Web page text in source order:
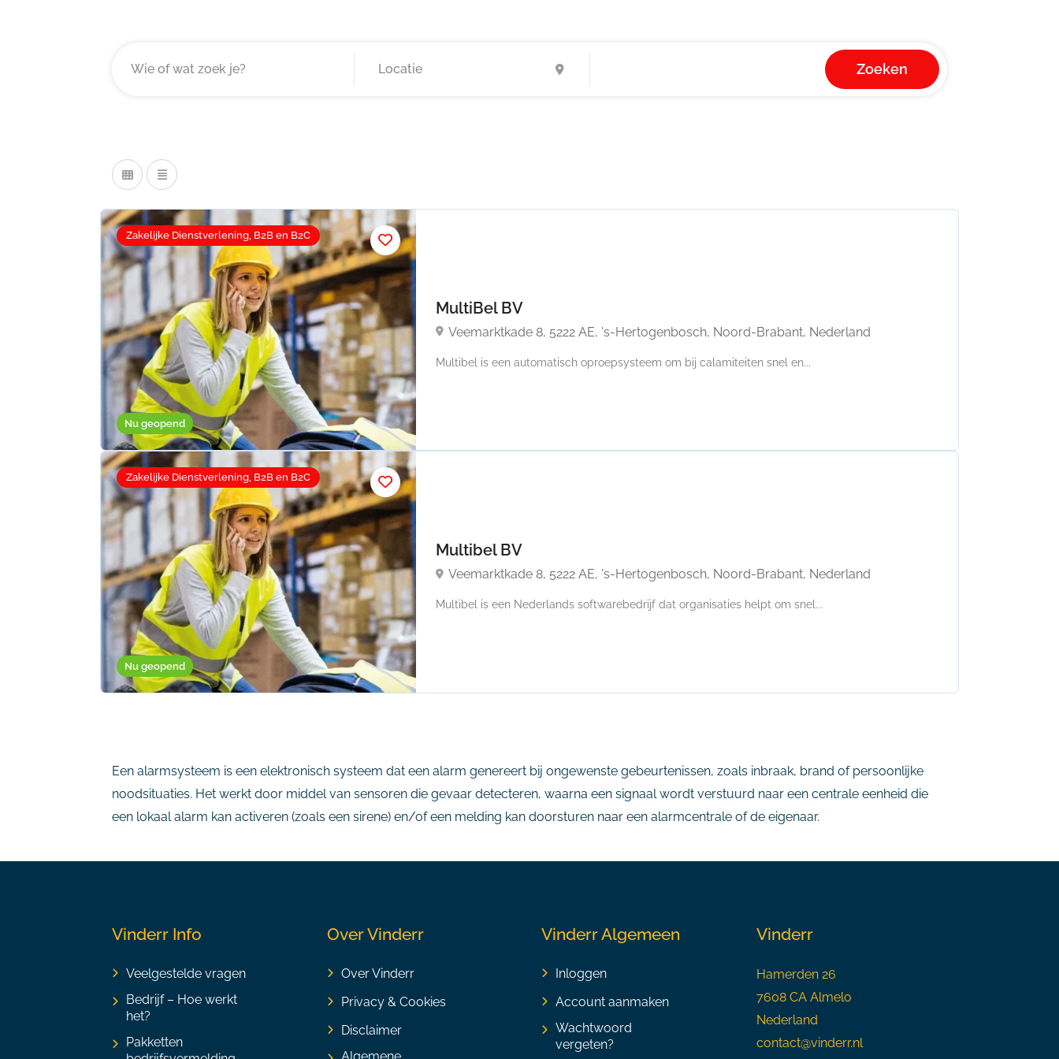
Zoeken
Nu geopend
Zakelijke Dienstverlening, B2B en B2C
MultiBel BV
Veemarktkade 8, 5222 AE, 's-Hertogenbosch, Noord-Brabant, Nederland
Multibel is een automatisch oproepsysteem om bij calamiteiten snel en...
Nu geopend
Zakelijke Dienstverlening, B2B en B2C
Multibel BV
Veemarktkade 8, 5222 AE, 's-Hertogenbosch, Noord-Brabant, Nederland
Multibel is een Nederlands softwarebedrijf dat organisaties helpt om snel...
Een alarmsysteem is een elektronisch systeem dat een alarm genereert bij ongewenste gebeurtenissen, zoals inbraak, brand of persoonlijke
noodsituaties. Het werkt door middel van sensoren die gevaar detecteren, waarna een signaal wordt verstuurd naar een centrale eenheid die
een lokaal alarm kan activeren (zoals een sirene) en/of een melding kan doorsturen naar een alarmcentrale of de eigenaar.
Vinderr Info
Veelgestelde vragen
Bedrijf – Hoe werkt
het?
Pakketten
Over Vinderr
Over Vinderr
Privacy & Cookies
Disclaimer
Vinderr Algemeen
Inloggen
Account aanmaken
Wachtwoord
vergeten?
Vinderr
Hamerden 26
7608 CA Almelo
Nederland
contact@vinderr.nl